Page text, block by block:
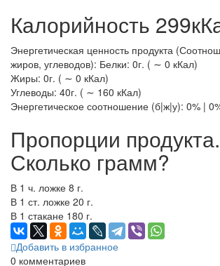
Калорийность
Энергетическая ценность продукта
жиров, углеводов): Белки: 0г. ( ∼ 0 кКал)
Жиры: 0г. ( ∼ 0 кКал)
Углеводы: 40г. ( ∼ 160 кКал)
Энергетическое соотношение (б|ж|у): 0% |
Пропорции продукта.
Сколько грамм?
В 1 ч. ложке 8 г.
В 1 ст. ложке 20 г.
В 1 стакане 180 г.
Добавить в избранное
0 комментариев